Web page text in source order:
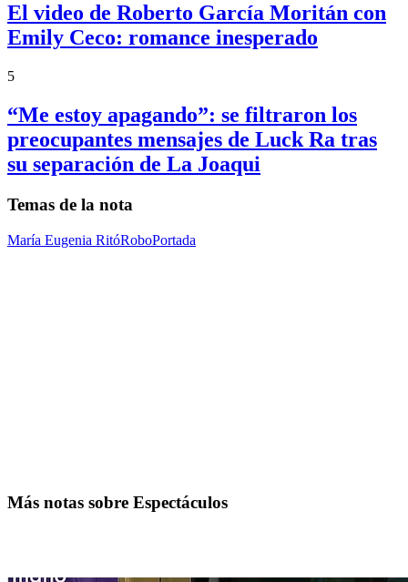
El video de Roberto García Moritán con
Emily Ceco: romance inesperado
5
“Me estoy apagando”: se filtraron los
preocupantes mensajes de Luck Ra tras
su separación de La Joaqui
Temas de la nota
María Eugenia RitóRoboPortada
Más notas sobre Espectáculos